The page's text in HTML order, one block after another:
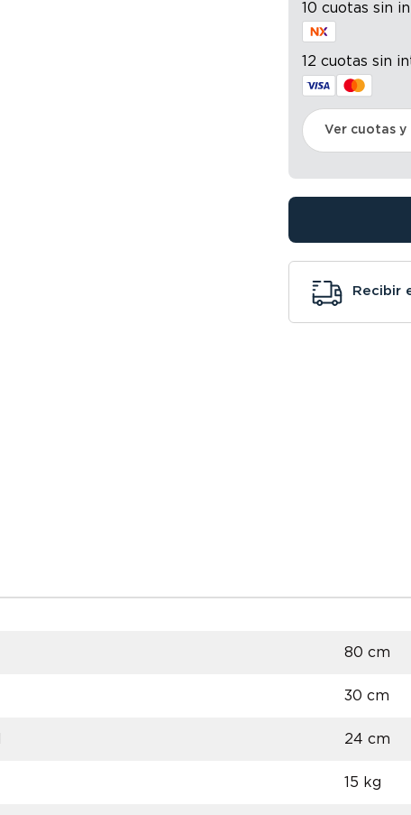
10 cuotas sin
12 cuotas sin
Ver cuotas
Recibir
80 cm
30 cm
24 cm
15 kg